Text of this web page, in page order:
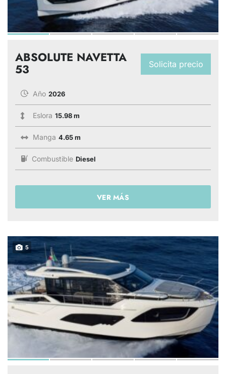
Solicita precio
ABSOLUTE NAVETTA
53
Año 2026
Eslora 15.98 m
Manga 4.65 m
Combustible Diesel
VER MÁS
5